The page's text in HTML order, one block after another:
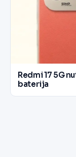
Redmi 17 5G
baterija